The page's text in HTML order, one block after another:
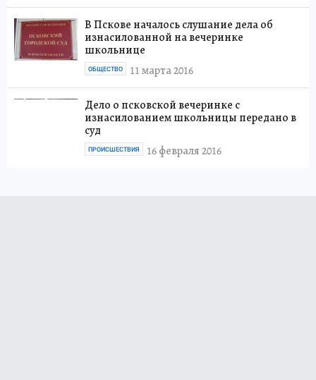
В Пскове началось слушание дела об
изнасилованной на вечеринке
школьнице
11 марта 2016
ОБЩЕСТВО
Дело о псковской вечеринке с
изнасилованием школьницы передано в
суд
16 февраля 2016
ПРОИСШЕСТВИЯ